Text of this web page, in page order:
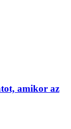
amikor az